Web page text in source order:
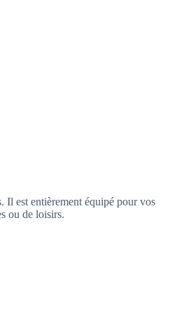
Il est entièrement équipé pour vos
ou de loisirs.